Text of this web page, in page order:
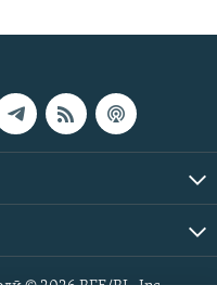
© 2026 RFE/RL. Inc.